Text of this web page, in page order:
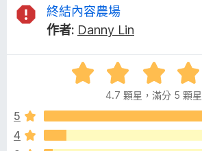
覽
器
附
加
終
內
容
終結內容農場
作者: Danny Lin
評
價
.
分
4.7 顆星，滿分 5 顆星
5
4